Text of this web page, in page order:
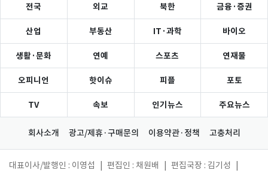
전국 외교 북한 금융·증권
산업 부동산 IT·과학 바이오
생활·문화 연예 스포츠 연재물
오피니언 핫이슈 피플 포토
TV 속보 인기뉴스 주요뉴스
회사소개 광고/제휴·구매문의 이용약관·정책 고충처리
대표이사/발행인 : 이영섭 편집인 : 채원배 편집국장 : 김기성